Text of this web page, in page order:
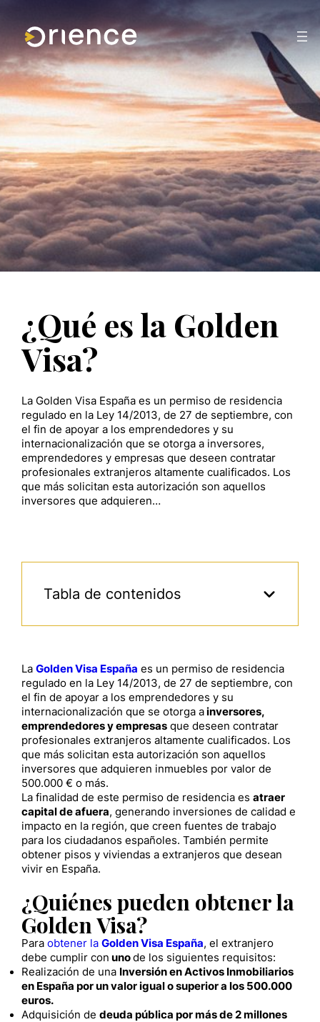
¿Qué es la Golden
Visa?
La Golden Visa España es un permiso de residencia
regulado en la Ley 14/2013, de 27 de septiembre, con
el fin de apoyar a los emprendedores y su
internacionalización que se otorga a inversores,
emprendedores y empresas que deseen contratar
profesionales extranjeros altamente cualificados. Los
que más solicitan esta autorización son aquellos
inversores que adquieren…
Tabla de contenidos
La Golden Visa España es un permiso de residencia
regulado en la Ley 14/2013, de 27 de septiembre, con
el fin de apoyar a los emprendedores y su
internacionalización que se otorga ainversores,
emprendedores y empresas que deseen contratar
profesionales extranjeros altamente cualificados. Los
que más solicitan esta autorización son aquellos
inversores que adquieren inmuebles por valor de
500.000 € o más.
La finalidad de este permiso de residencia es atraer
capital de afuera, generando inversiones de calidad e
impacto en la región, que creen fuentes de trabajo
para los ciudadanos españoles. También permite
obtener pisos y viviendas a extranjeros que desean
vivir en España.
¿Quiénes pueden obtener la
Golden Visa?
Para obtener la Golden Visa España, el extranjero
debe cumplir con unode los siguientes requisitos:
Realización de una Inversión en Activos Inmobiliarios
en España por un valor igual o superior a los 500.000
euros.
Adquisición de deuda pública por más de 2 millones